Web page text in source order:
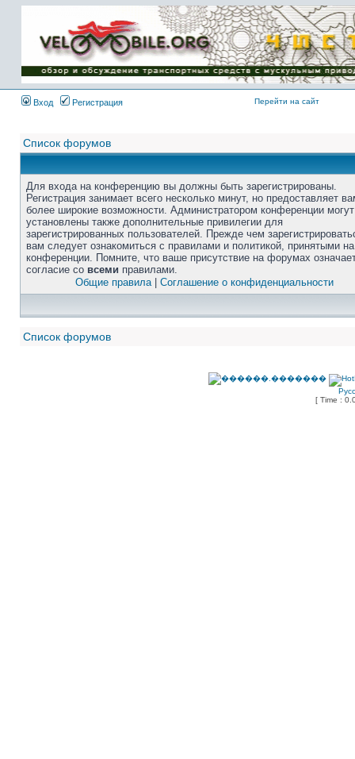
Вход Регистрация Перейти на сайт
Список форумов
Для входа на конференцию вы должны быть зарегистрированы.
Регистрация занимает всего несколько минут, но предоставляет
более широкие возможности. Администратором конференции
установлены также дополнительные привилегии для
зарегистрированных пользователей. Прежде чем
вам следует ознакомиться с правилами и политикой, принятыми на
конференции. Помните, что ваше присутствие на форумах
согласие со всеми правилами.
Общие правила| Соглашение о конфиденциальности
Список форумов
[ Time :